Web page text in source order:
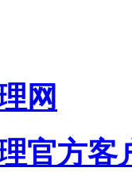
网
官方客